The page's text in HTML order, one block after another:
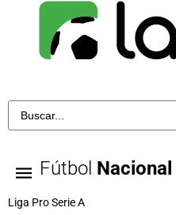
Fútbol Nacional
Liga Pro Serie A